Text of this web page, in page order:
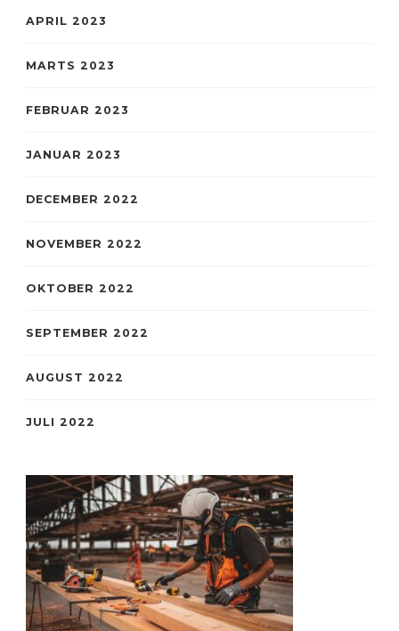
APRIL 2023
MARTS 2023
FEBRUAR 2023
JANUAR 2023
DECEMBER 2022
NOVEMBER 2022
OKTOBER 2022
SEPTEMBER 2022
AUGUST 2022
JULI 2022